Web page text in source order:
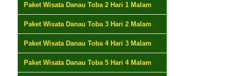
Paket Wisata Danau Toba 2 Hari 1 Malam
Paket Wisata Danau Toba 3 Hari 2 Malam
Paket Wisata Danau Toba 4 Hari 3 Malam
Paket Wisata Danau Toba 5 Hari 4 Malam